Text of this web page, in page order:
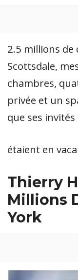
2.5 millions de
Scottsdale,
chambres,
privée et un
que ses
étaient en
Thierry
Millions
York